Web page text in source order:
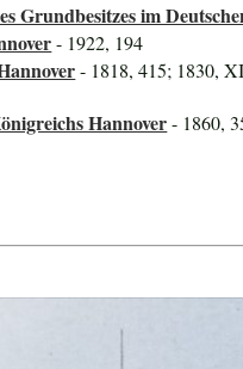
Grundbesitzes im
- 1922, 194
- 1818, 415; 1830,
Hannover- 1860,